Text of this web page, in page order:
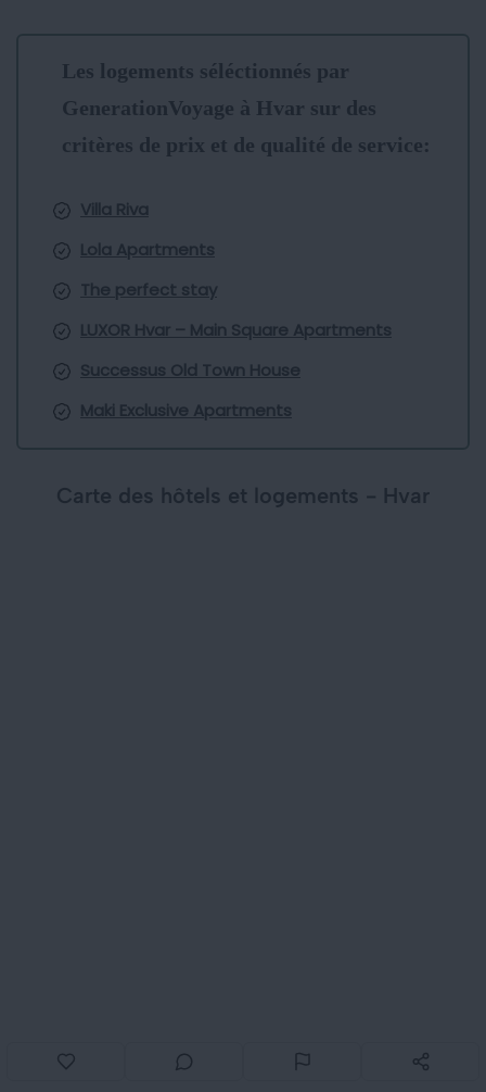
Les logements séléctionnés par
GenerationVoyage à Hvar sur des
critères de prix et de qualité de service:
Villa Riva
Lola Apartments
The perfect stay
LUXOR Hvar – Main Square Apartments
Successus Old Town House
Maki Exclusive Apartments
Carte des hôtels et logements - Hvar